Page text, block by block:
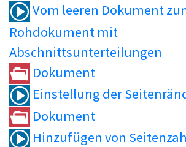
Vom leeren Dokument
Rohdokument mit
Abschnittsunterteilungen
Dokument
Einstellung der
Dokument
Hinzufügen von